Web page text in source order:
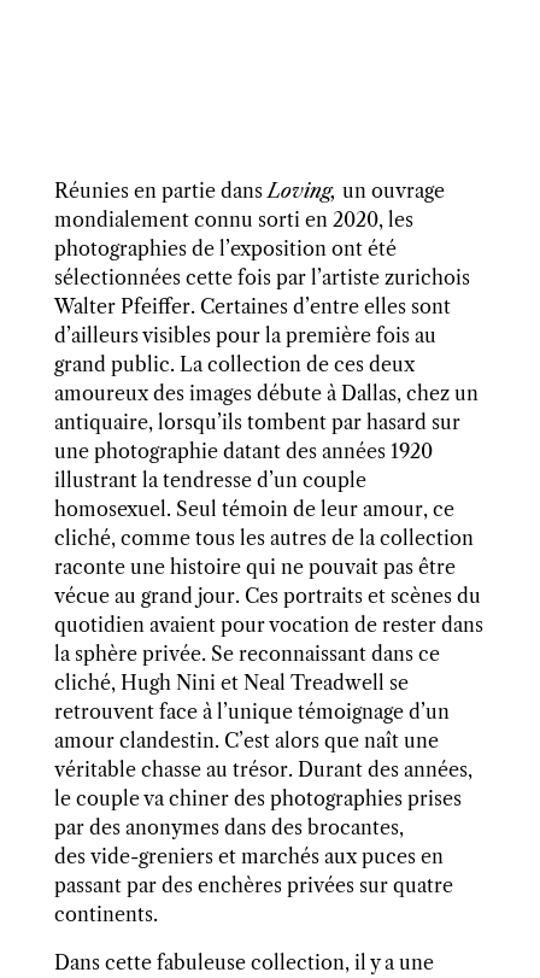
Réunies en partie dansLoving, un ouvrage
mondialement connu sorti en 2020, les
photographies de l’exposition ont été
sélectionnées cette fois par l’artiste zurichois
Walter Pfeiffer. Certaines d’entre elles sont
d’ailleurs visibles pour la première fois au
grand public. La collection de ces deux
amoureux des images débute à Dallas, chez un
antiquaire, lorsqu’ils tombent par hasard sur
une photographie datant des années 1920
illustrant la tendresse d’un couple
homosexuel. Seul témoin de leur amour, ce
cliché, comme tous les autres de la collection
raconte une histoire qui ne pouvait pas être
vécue au grand jour. Ces portraits et scènes du
quotidien avaient pour vocation de rester dans
la sphère privée. Se reconnaissant dans ce
cliché, Hugh Nini et Neal Treadwell se
retrouvent face à l’unique témoignage d’un
amour clandestin. C’est alors que naît une
véritable chasse au trésor. Durant des années,
le couple va chiner des photographies prises
par des anonymes dans des brocantes,
des vide-greniers et marchés aux puces en
passant par des enchères privées sur quatre
continents.
Dans cette fabuleuse collection, il y a une